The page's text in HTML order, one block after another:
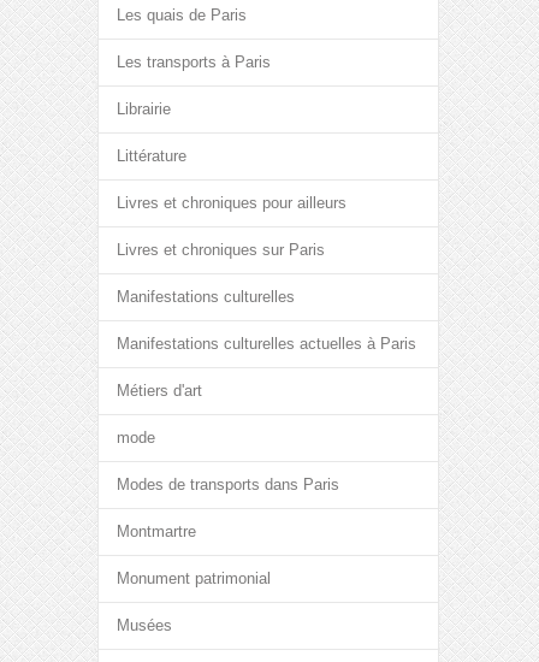
Les quais de Paris
Les transports à Paris
Librairie
Littérature
Livres et chroniques pour ailleurs
Livres et chroniques sur Paris
Manifestations culturelles
Manifestations culturelles actuelles à Paris
Métiers d'art
mode
Modes de transports dans Paris
Montmartre
Monument patrimonial
Musées